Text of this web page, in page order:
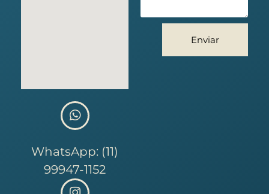
WhatsApp: (11)
99947-1152
Enviar